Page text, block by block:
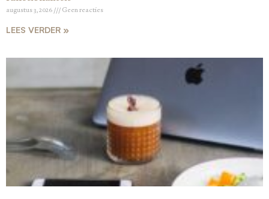
augustus 3, 2026 Geen reacties
LEES VERDER »